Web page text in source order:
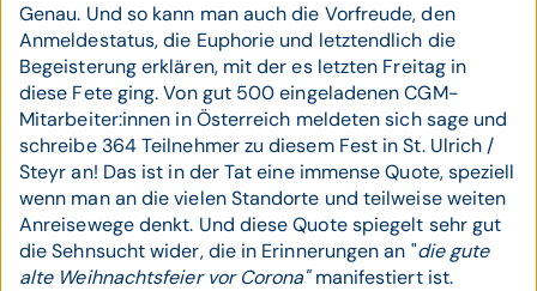
Genau. Und so kann man auch die Vorfreude, den
Anmeldestatus, die Euphorie und letztendlich die
Begeisterung erklären, mit der es letzten Freitag in
diese Fete ging. Von gut 500 eingeladenen CGM-
Mitarbeiter:innen in Österreich meldeten sich sage und
schreibe 364 Teilnehmer zu diesem Fest in St. Ulrich /
Steyr an! Das ist in der Tat eine immense Quote, speziell
wenn man an die vielen Standorte und teilweise weiten
Anreisewege denkt. Und diese Quote spiegelt sehr gut
die Sehnsucht wider, die in Erinnerungen an "die gute
alte Weihnachtsfeier vor Corona"manifestiert ist.